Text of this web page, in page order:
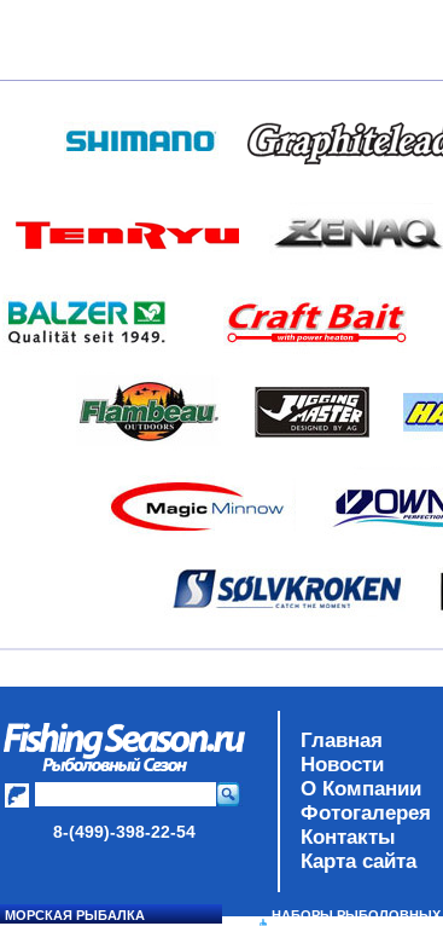
8-(499)-398-22-54
Главная
Новости
О Компании
Фотогалерея
Контакты
Карта сайта
МОРСКАЯ РЫБАЛКА
НАБОРЫ РЫБОЛОВНЫХ